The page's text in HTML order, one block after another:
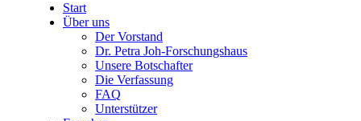
Start
Über uns
Der Vorstand
Dr. Petra Joh-Forschungshaus
Unsere Botschafter
Die Verfassung
FAQ
Unterstützer